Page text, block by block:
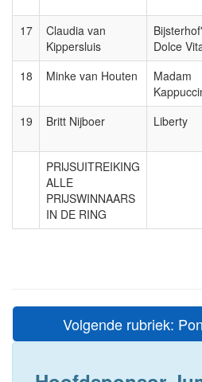
17
Claudia van
Kippersluis
Dolce
18 Minke van Houten
Madam
19 Britt Nijboer Liberty
PRIJSUITREIKING
ALLE
PRIJSWINNAARS
IN DE RING
Volgende rubriek: